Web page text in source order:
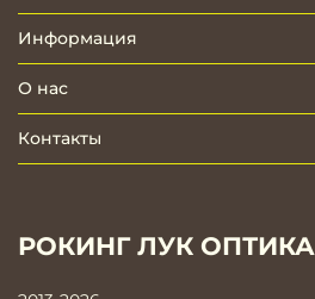
Информация
О нас
Контакты
РОКИНГ ЛУК ОПТИКА